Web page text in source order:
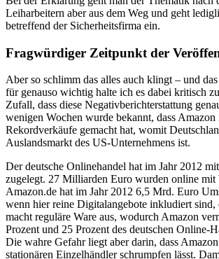
Leiharbeitern aber aus dem Weg und geht
betreffend der Sicherheitsfirma ein.
Fragwürdiger Zeitpunkt der
Aber so schlimm das alles auch klingt – und
für genauso wichtig halte ich es dabei kritisch
Zufall, dass diese Negativberichterstattung
wenigen Wochen wurde bekannt, dass Amazon
Rekordverkäufe gemacht hat, womit
Auslandsmarkt des US-Unternehmens ist.
Der deutsche Onlinehandel hat im Jahr 2012
zugelegt. 27 Milliarden Euro wurden online mit
Amazon.de hat im Jahr 2012 6,5 Mrd. Euro
wenn hier reine Digitalangebote inkludiert sind,
macht reguläre Ware aus, wodurch Amazon
Prozent und 25 Prozent des deutschen Online-
Die wahre Gefahr liegt aber darin, dass
stationären Einzelhändler schrumpfen lässt.